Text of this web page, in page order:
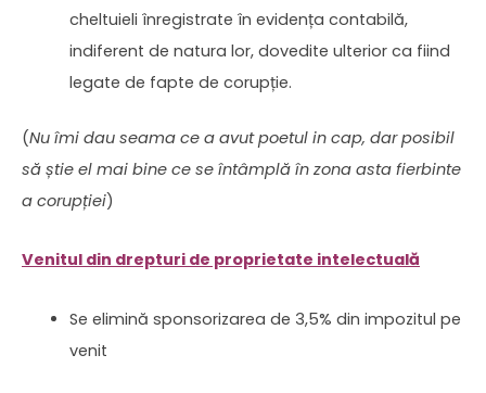
cheltuieli înregistrate în evidența contabilă,
indiferent de natura lor, dovedite ulterior ca fiind
legate de fapte de corupție.
(Nu îmi dau seama ce a avut poetul in cap, dar posibil
să știe el mai bine ce se întâmplă în zona asta fierbinte
a corupției)
Venitul din drepturi de proprietate intelectuală
Se elimină sponsorizarea de 3,5% din impozitul pe
venit